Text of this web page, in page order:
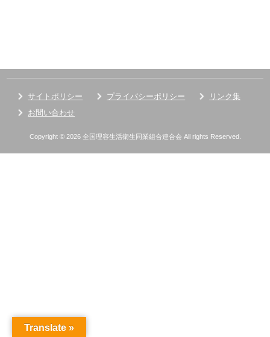
サイトポリシー プライバシーポリシー
リンク集
お問い合わせ
Copyright © 2026 全国理容生活衛生同業組合連合会 All rights Reserved.
Translate »